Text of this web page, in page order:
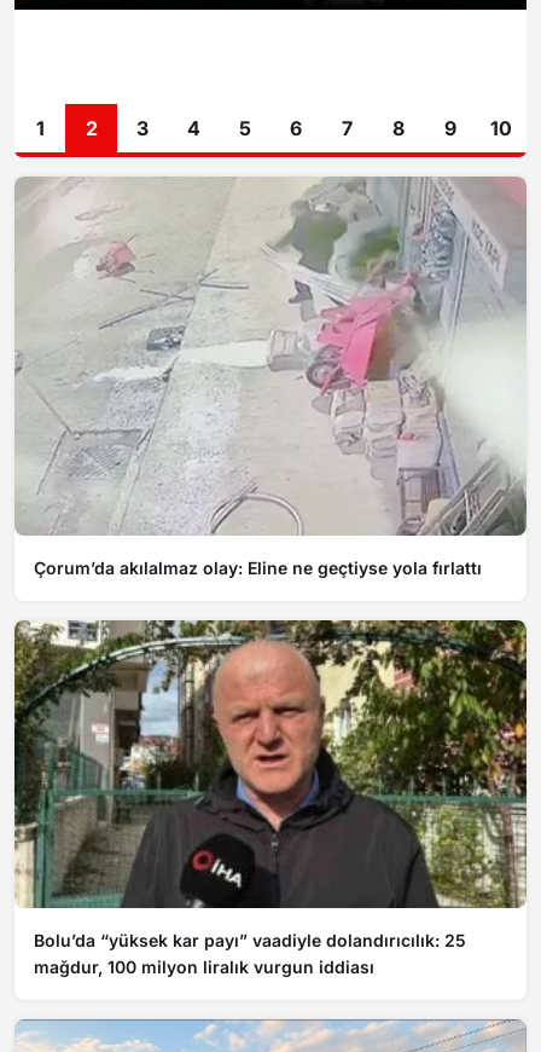
1 2 3 4 5 6 7 8 9 10
Çorum’da akılalmaz olay: Eline ne geçtiyse yola fırlattı
Bolu’da “yüksek kar payı” vaadiyle dolandırıcılık: 25
mağdur, 100 milyon liralık vurgun iddiası